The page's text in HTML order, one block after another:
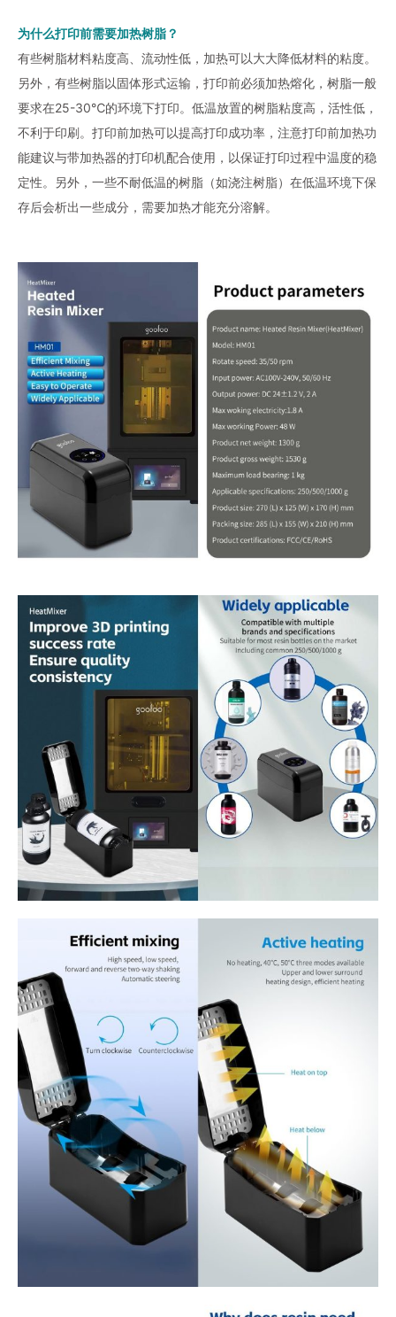
为什么打印前需要加热树脂？
有些树脂材料粘度高、流动性低，加热可以大大降低材料的粘度。
另外，有些树脂以固体形式运输，打印前必须加热熔化，树脂一般
要求在25-30℃的环境下打印。低温放置的树脂粘度高，活性低，
不利于印刷。打印前加热可以提高打印成功率，注意打印前加热功
能建议与带加热器的打印机配合使用，以保证打印过程中温度的稳
定性。另外，一些不耐低温的树脂（如浇注树脂）在低温环境下保
存后会析出一些成分，需要加热才能充分溶解。